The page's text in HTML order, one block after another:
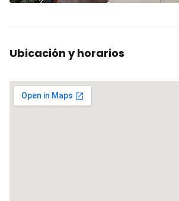
Ubicación y horarios